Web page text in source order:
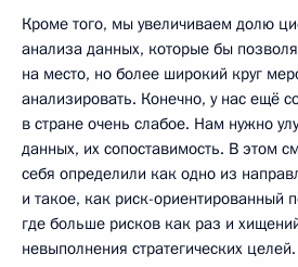
Кроме того, мы увеличиваем долю
анализа данных, которые бы
на место, но более широкий круг
анализировать. Конечно, у нас ещё
в стране очень слабое. Нам нужно
данных, их сопоставимость. В этом
себя определили как одно из
и такое, как риск-
где больше рисков как раз и
невыполнения стратегических целей.